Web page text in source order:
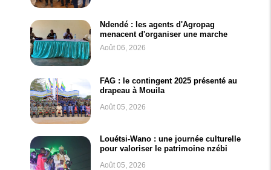
Ndendé : les agents d'Agropag
menacent d'organiser une marche
Août 06, 2026
FAG : le contingent 2025 présenté au
drapeau à Mouila
Août 05, 2026
Louétsi-Wano : une journée culturelle
pour valoriser le patrimoine nzébi
Août 05, 2026